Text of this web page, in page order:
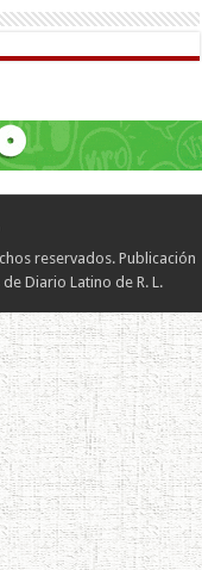
reservados. Publicación
Diario Latino de R. L.